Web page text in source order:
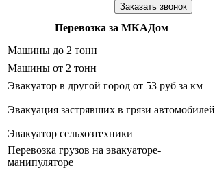
Заказать звонок
Перевозка за МКАДом
Машины до 2 тонн
Машины от 2 тонн
Эвакуатор в другой город от 53 руб за км
Эвакуация застрявших в грязи автомобилей
Эвакуатор сельхозтехники
Перевозка грузов на эвакуаторе-
манипуляторе